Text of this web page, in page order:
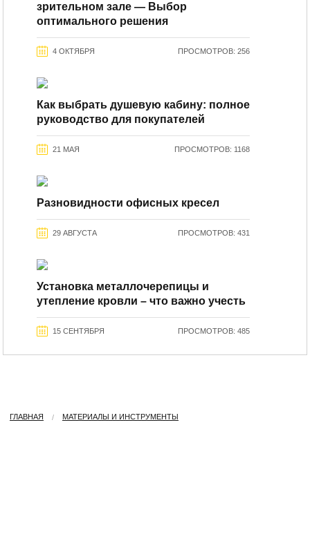
зрительном зале — Выбор
оптимального решения
4 ОКТЯБРЯ ПРОСМОТРОВ: 256
Как выбрать душевую кабину: полное
руководство для покупателей
21 МАЯ ПРОСМОТРОВ: 1168
Разновидности офисных кресел
29 АВГУСТА ПРОСМОТРОВ: 431
Установка металлочерепицы и
утепление кровли – что важно учесть
15 СЕНТЯБРЯ ПРОСМОТРОВ: 485
ГЛАВНАЯ МАТЕРИАЛЫ И ИНСТРУМЕНТЫ